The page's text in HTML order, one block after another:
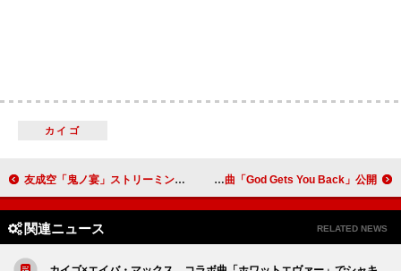
カイゴ
友成空「鬼ノ宴」ストリーミング累計1億回再生突破 モグワイ、7年ぶりのジャパン・ツアー決定＆新曲「God Gets You Back」公開
関連ニュース RELATED NEWS